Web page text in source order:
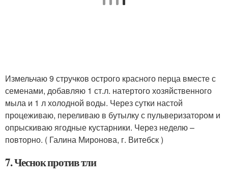
Измельчаю 9 стручков острого красного перца вместе с
семенами, добавляю 1 ст.л. натертого хозяйственного
мыла и 1 л холодной воды. Через сутки настой
процеживаю, переливаю в бутылку с пульверизатором и
опрыскиваю ягодные кустарники. Через неделю –
повторно. ( Галина Миронова, г. Витебск )
7. Чеснок против тли